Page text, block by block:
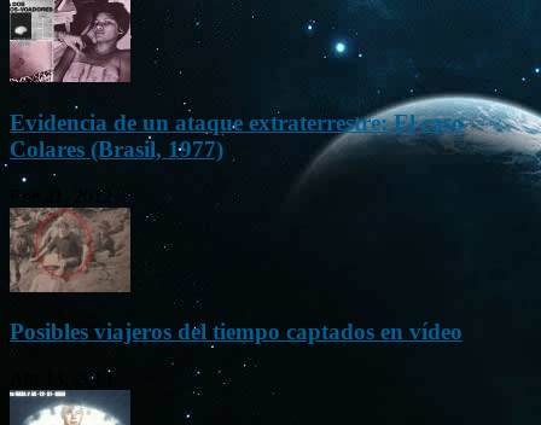
Evidencia de un ataque extraterrestre: El caso
Colares (Brasil, 1977)
Ene 21, 2012
Posibles viajeros del tiempo captados en vídeo
Abr 13, 2013